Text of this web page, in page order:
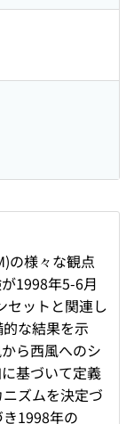
の様々な観点
1998年5-6月
セットと関連し
な結果を示
ら西風へのシ
基づいて定義
ズムを決定づ
1998年の